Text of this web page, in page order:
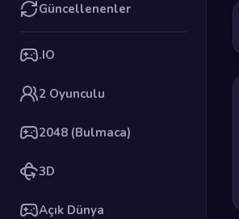
Güncellenenler
.IO
2 Oyunculu
2048 (Bulmaca)
3D
Açık Dünya